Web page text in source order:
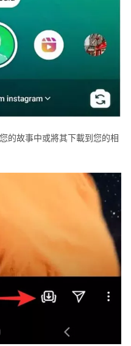
的故事中或將其下載到您的相